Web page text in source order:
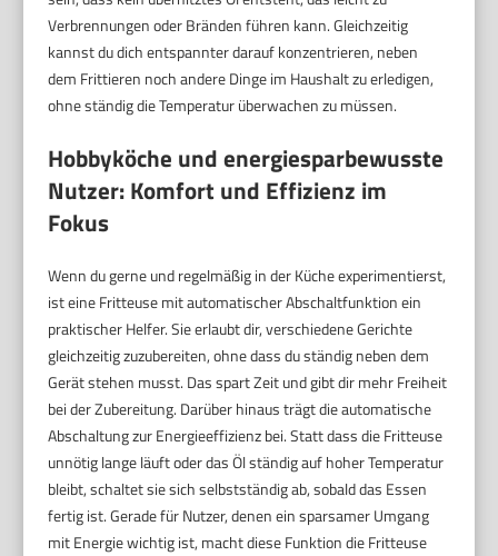
Verbrennungen oder Bränden führen kann. Gleichzeitig
kannst du dich entspannter darauf konzentrieren, neben
dem Frittieren noch andere Dinge im Haushalt zu erledigen,
ohne ständig die Temperatur überwachen zu müssen.
Hobbyköche und energiesparbewusste
Nutzer: Komfort und Effizienz im
Fokus
Wenn du gerne und regelmäßig in der Küche experimentierst,
ist eine Fritteuse mit automatischer Abschaltfunktion ein
praktischer Helfer. Sie erlaubt dir, verschiedene Gerichte
gleichzeitig zuzubereiten, ohne dass du ständig neben dem
Gerät stehen musst. Das spart Zeit und gibt dir mehr Freiheit
bei der Zubereitung. Darüber hinaus trägt die automatische
Abschaltung zur Energieeffizienz bei. Statt dass die Fritteuse
unnötig lange läuft oder das Öl ständig auf hoher Temperatur
bleibt, schaltet sie sich selbstständig ab, sobald das Essen
fertig ist. Gerade für Nutzer, denen ein sparsamer Umgang
mit Energie wichtig ist, macht diese Funktion die Fritteuse